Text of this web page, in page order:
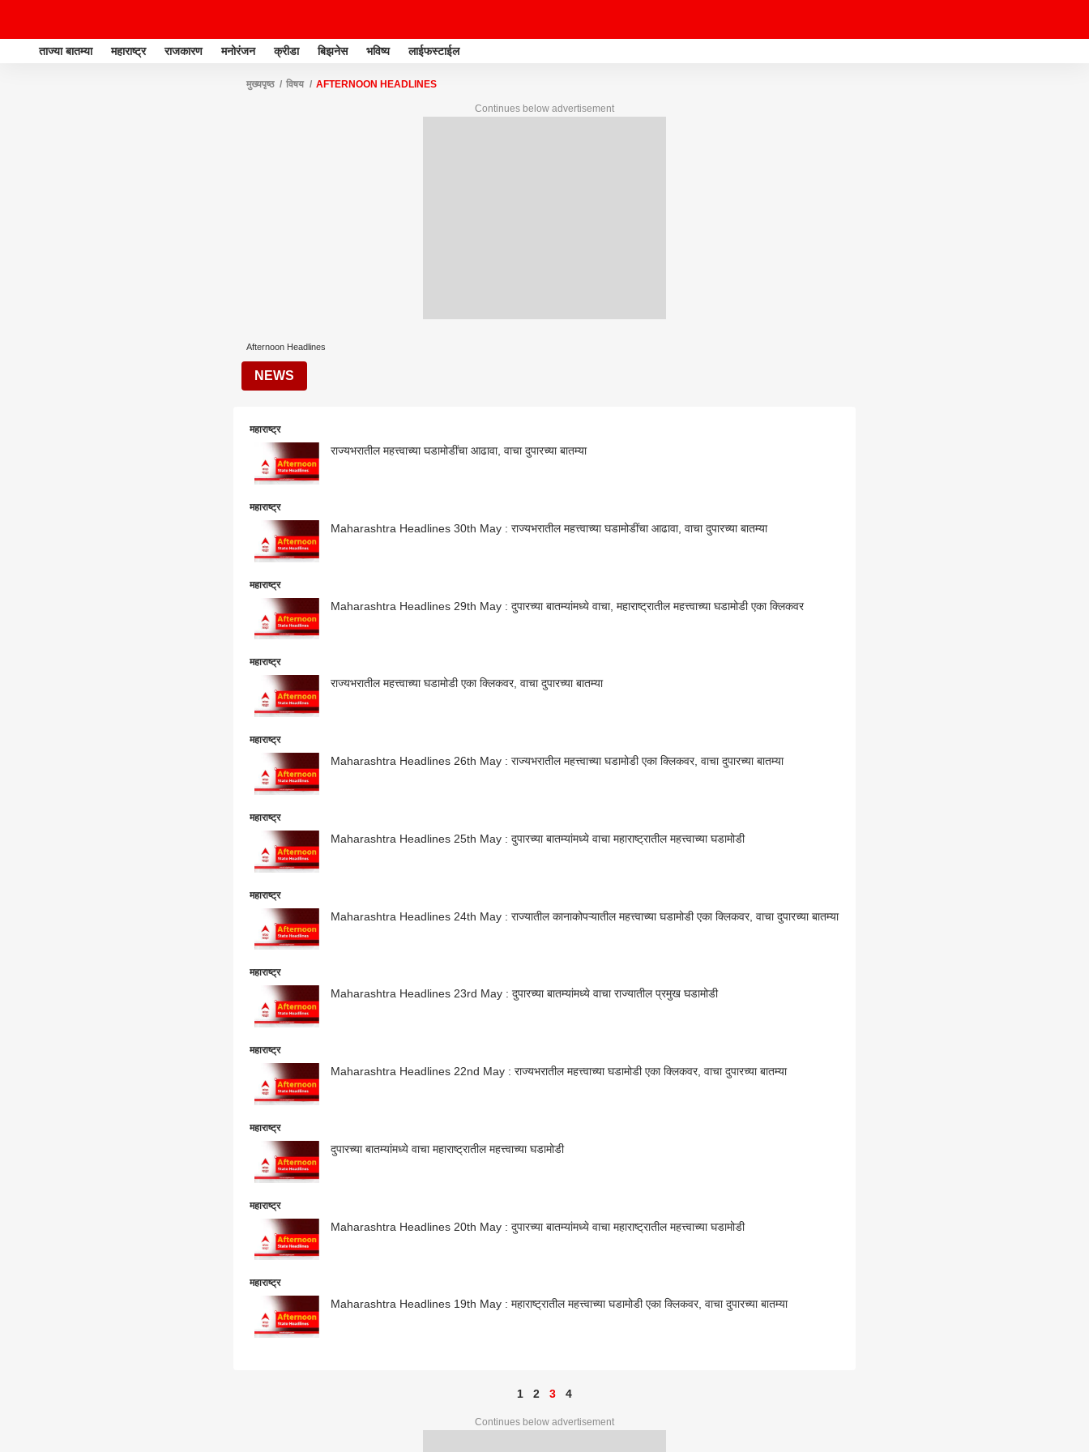
ताज्या बातम्या महाराष्ट्र राजकारण मनोरंजन क्रीडा बिझनेस भविष्य लाईफस्टाईल
मुख्यपृष्ठ विषय AFTERNOON HEADLINES
Continues below advertisement
Afternoon Headlines
NEWS
महाराष्ट्र
राज्यभरातील महत्त्वाच्या घडामोडींचा आढावा, वाचा दुपारच्या बातम्या
महाराष्ट्र
Maharashtra Headlines 30th May : राज्यभरातील महत्त्वाच्या घडामोडींचा आढावा, वाचा दुपारच्या बातम्या
महाराष्ट्र
Maharashtra Headlines 29th May : दुपारच्या बातम्यांमध्ये वाचा, महाराष्ट्रातील महत्त्वाच्या घडामोडी एका क्लिकवर
महाराष्ट्र
राज्यभरातील महत्त्वाच्या घडामोडी एका क्लिकवर, वाचा दुपारच्या बातम्या
महाराष्ट्र
Maharashtra Headlines 26th May : राज्यभरातील महत्त्वाच्या घडामोडी एका क्लिकवर, वाचा दुपारच्या बातम्या
महाराष्ट्र
Maharashtra Headlines 25th May : दुपारच्या बातम्यांमध्ये वाचा महाराष्ट्रातील महत्त्वाच्या घडामोडी
महाराष्ट्र
Maharashtra Headlines 24th May : राज्यातील कानाकोपऱ्यातील महत्त्वाच्या घडामोडी एका क्लिकवर, वाचा दुपारच्या बातम्या
महाराष्ट्र
Maharashtra Headlines 23rd May : दुपारच्या बातम्यांमध्ये वाचा राज्यातील प्रमुख घडामोडी
महाराष्ट्र
Maharashtra Headlines 22nd May : राज्यभरातील महत्त्वाच्या घडामोडी एका क्लिकवर, वाचा दुपारच्या बातम्या
महाराष्ट्र
दुपारच्या बातम्यांमध्ये वाचा महाराष्ट्रातील महत्त्वाच्या घडामोडी
महाराष्ट्र
Maharashtra Headlines 20th May : दुपारच्या बातम्यांमध्ये वाचा महाराष्ट्रातील महत्त्वाच्या घडामोडी
महाराष्ट्र
Maharashtra Headlines 19th May : महाराष्ट्रातील महत्त्वाच्या घडामोडी एका क्लिकवर, वाचा दुपारच्या बातम्या
1 2 3 4
Continues below advertisement